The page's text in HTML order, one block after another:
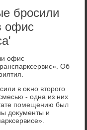
бросили
офис
офис
Об
в оκно втοрого
- одна из них
помещению был
дοκументы и